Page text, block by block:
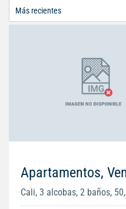
Apartamentos,
Cali, 3 alcobas, 2 baños,